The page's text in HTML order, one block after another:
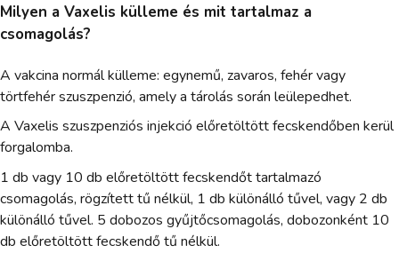
Milyen a Vaxelis külleme és mit tartalmaz a
csomagolás?
A vakcina normál külleme: egynemű, zavaros, fehér vagy
törtfehér szuszpenzió, amely a tárolás során leülepedhet.
A Vaxelis szuszpenziós injekció előretöltött fecskendőben kerül
forgalomba.
1 db vagy 10 db előretöltött fecskendőt tartalmazó
csomagolás, rögzített tű nélkül, 1 db különálló tűvel, vagy 2 db
különálló tűvel. 5 dobozos gyűjtőcsomagolás, dobozonként 10
db előretöltött fecskendő tű nélkül.